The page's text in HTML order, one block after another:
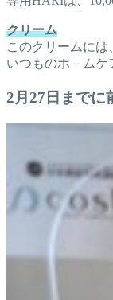
クリーム
このクリームには
いつものホ－ムケ
2月27日までに